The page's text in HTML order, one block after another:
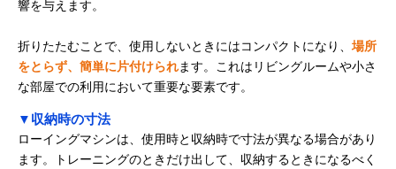
響を与えます。
折りたたむことで、使用しないときにはコンパクトになり、 場所
をとらず、簡単に片付けられます。これはリビングルームや小さ
な部屋での利用において重要な要素です。
▼収納時の寸法
ローイングマシンは、使用時と収納時で寸法が異なる場合があり
ます。トレーニングのときだけ出して、収納するときになるべく